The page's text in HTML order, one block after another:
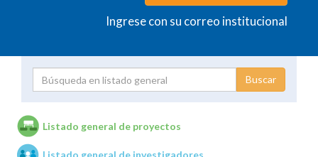
Ingrese con su correo institucional
Listado general de proyectos
Listado general de investigadores